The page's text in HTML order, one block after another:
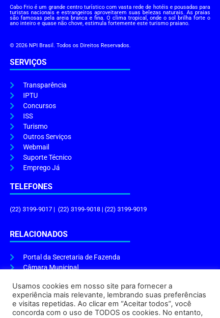
Cabo Frio é um grande centro turístico com vasta rede de hotéis e pousadas para
turistas nacionais e estrangeiros aproveitarem suas belezas naturais. As praias
são famosas pela areia branca e fina. O clima tropical, onde o sol brilha forte o
ano inteiro e quase não chove, estimula fortemente este turismo praiano.
© 2026 NPI Brasil. Todos os Direitos Reservados.
SERVIÇOS
Transparência
IPTU
Concursos
ISS
Turismo
Outros Serviços
Webmail
Suporte Técnico
Emprego Já
TELEFONES
(22) 3199-9017 | (22) 3199-9018 | (22) 3199-9019
RELACIONADOS
Portal da Secretaria de Fazenda
Câmara Municipal
ENDEREÇO E HORÁRIO
Usamos cookies em nosso site para fornecer a
experiência mais relevante, lembrando suas preferências
e visitas repetidas. Ao clicar em “Aceitar todos”, você
concorda com o uso de TODOS os cookies. No entanto,